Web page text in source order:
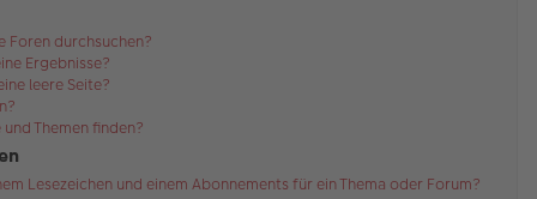
Foren durchsuchen?
Ergebnisse?
leere Seite?
Themen finden?
Lesezeichen und einem Abonnements für ein Thema oder Forum?